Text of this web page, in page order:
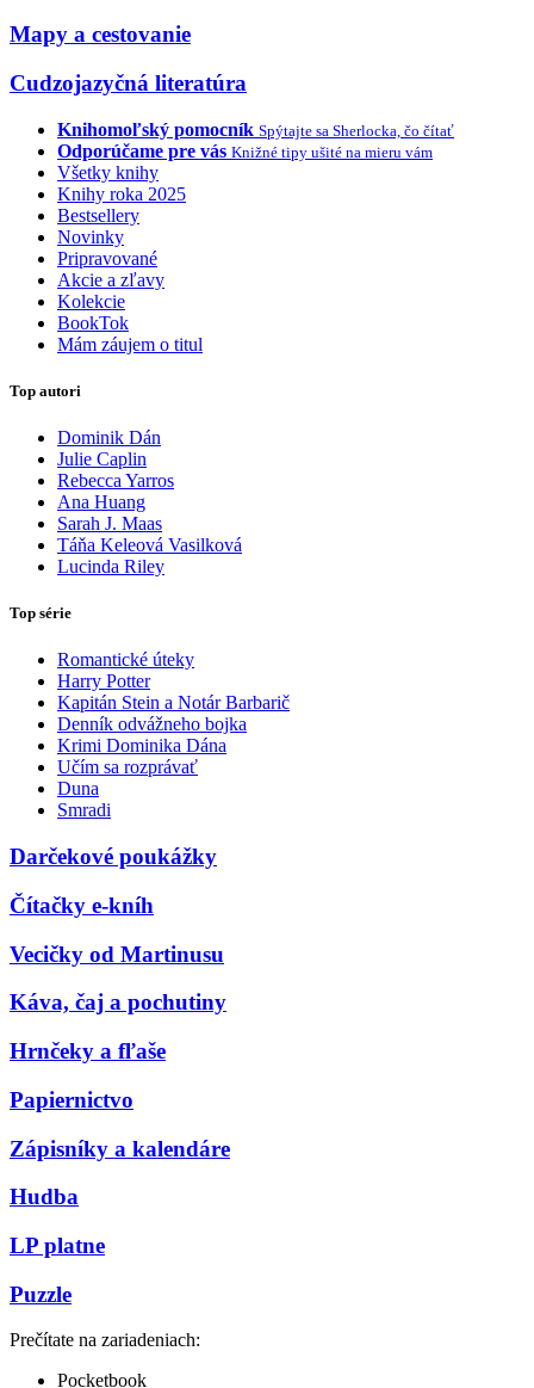
Mapy a cestovanie
Cudzojazyčná literatúra
Knihomoľský pomocník Spýtajte sa Sherlocka, čo čítať
Odporúčame pre vás Knižné tipy ušité na mieru vám
Všetky knihy
Knihy roka 2025
Bestsellery
Novinky
Pripravované
Akcie a zľavy
Kolekcie
BookTok
Mám záujem o titul
Top autori
Dominik Dán
Julie Caplin
Rebecca Yarros
Ana Huang
Sarah J. Maas
Táňa Keleová Vasilková
Lucinda Riley
Top série
Romantické úteky
Harry Potter
Kapitán Stein a Notár Barbarič
Denník odvážneho bojka
Krimi Dominika Dána
Učím sa rozprávať
Duna
Smradi
Darčekové poukážky
Čítačky e-kníh
Vecičky od Martinusu
Káva, čaj a pochutiny
Hrnčeky a fľaše
Papiernictvo
Zápisníky a kalendáre
Hudba
LP platne
Puzzle
Prečítate na zariadeniach:
Pocketbook